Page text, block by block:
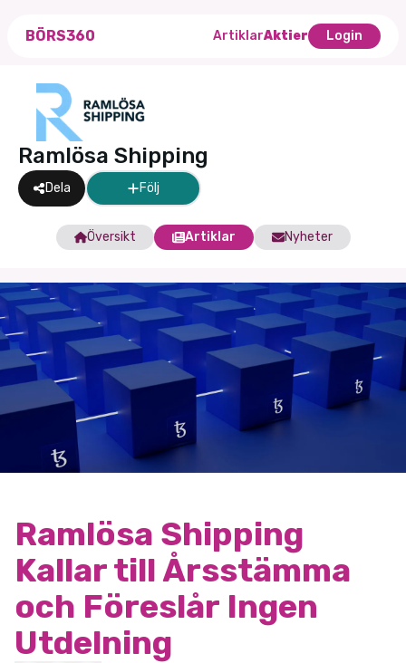
BÖRS360 ArtiklarAktier Login
Ramlösa Shipping
Dela Följ
Översikt Artiklar Nyheter
Ramlösa Shipping
Kallar till Årsstämma
och Föreslår Ingen
Utdelning